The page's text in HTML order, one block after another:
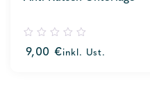
out
9,00 €inkl. Ust.